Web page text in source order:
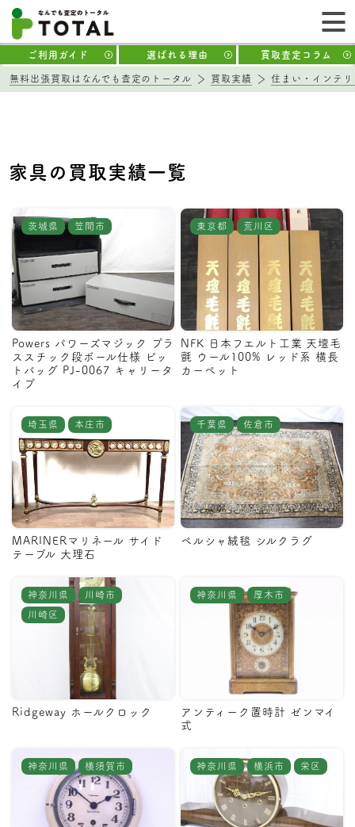
ご利用ガイド 選ばれる理由 買取査定コラム
無料出張買取はなんでも査定のトータル 買取実績 住まい・インテリ
家具の買取実績一覧
茨城県 笠間市
Powers パワーズマジック プラ
ススチック段ボール仕様 ピッ
トバッグ PJ-0067 キャリータ
イプ
東京都 荒川区
NFK 日本フエルト工業 天壇毛
氈 ウール100% レッド系 横長
カーペット
埼玉県 本庄市
MARINERマリネール サイド
テーブル 大理石
千葉県 佐倉市
ペルシャ絨毯 シルクラグ
神奈川県 川崎市
川崎区
Ridgeway ホールクロック
神奈川県 厚木市
アンティーク置時計 ゼンマイ
式
神奈川県 横須賀市 神奈川県 横浜市 栄区